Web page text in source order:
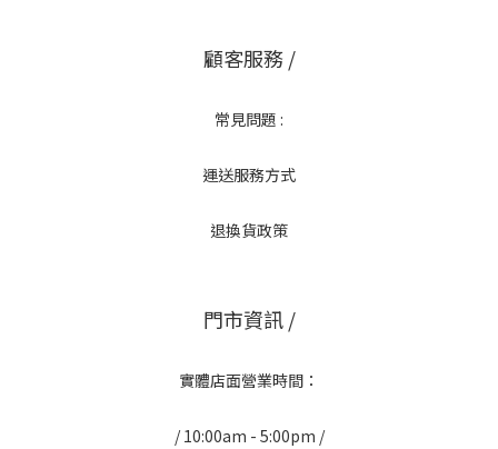
顧客服務 /
常見問題 :
運送服務方式
退換貨政策
門市資訊 /
實體店面營業時間：
/ 10:00am - 5:00pm /